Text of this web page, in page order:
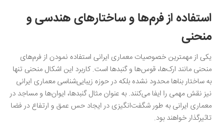
استفاده از فرم‌ها و ساختارهای هندسی و
منحنی
یکی از مهمترین خصوصیات معماری ایرانی استفاده نمودن از فرم‌های
منحنی مانند ارک‌ها، قوس‌ها و گنبدها است. کاربرد این اشکال منحنی تنها
به ساختار بناها محدود نشده بلکه در حوزه زیبایی‌شناسی معماری ایرانی
نیز نقش مهمی را ایفا می‌کنند. به عنوان مثال گنبدها، ایوان‌ها و مساجد در
معماری ایرانی به طور شگفت‌انگیزی در ایجاد حس عمق و ارتفاع در فضا
تاثیرگذار خواهند بود.